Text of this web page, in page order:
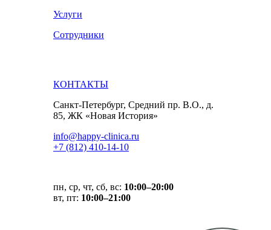
Услуги
Сотрудники
КОНТАКТЫ
Санкт-Петербург, Средний пр. В.О., д.
85, ЖК «Новая История»
info@happy-clinica.ru
+7 (812) 410-14-10
пн, ср, чт, сб, вс: 10:00–20:00
вт, пт: 10:00–21:00